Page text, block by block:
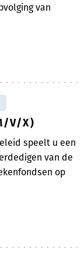
van
V/X)
speelt u een
van de
op